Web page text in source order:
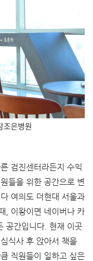
은병원
검진센터라든지 수익
들을 위한 공간으로 변
여의도 더현대 서울과
, 이왕이면 네이버나 카
공간입니다. 현재 이곳
식사 후 앉아서 책을
직원들이 일하고 싶은